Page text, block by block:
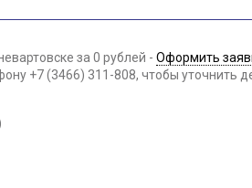
за 0 рублей - Оформить
+7 (3466) 311-808, чтобы уточнить